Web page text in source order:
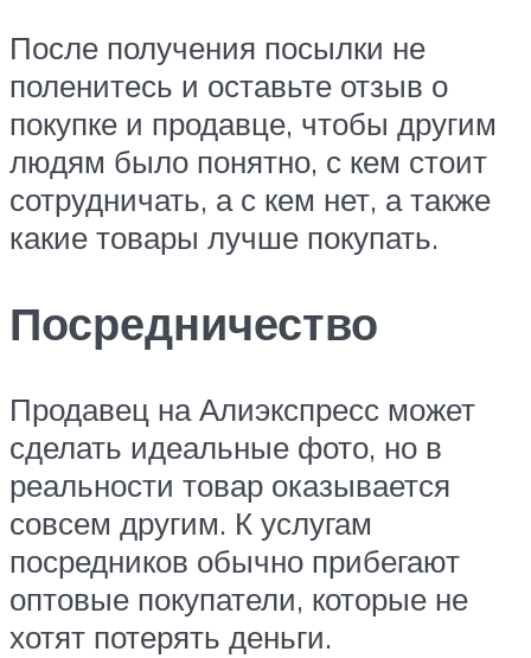
После получения посылки не
поленитесь и оставьте отзыв о
покупке и продавце, чтобы другим
людям было понятно, с кем стоит
сотрудничать, а с кем нет, а также
какие товары лучше покупать.
Посредничество
Продавец на Алиэкспресс может
сделать идеальные фото, но в
реальности товар оказывается
совсем другим. К услугам
посредников обычно прибегают
оптовые покупатели, которые не
хотят потерять деньги.